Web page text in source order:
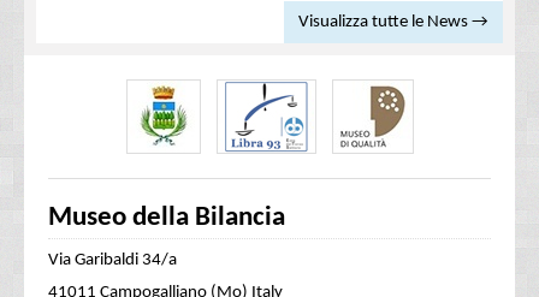
Visualizza tutte le News →
Museo della Bilancia
Via Garibaldi 34/a
41011 Campogalliano (Mo) Italy